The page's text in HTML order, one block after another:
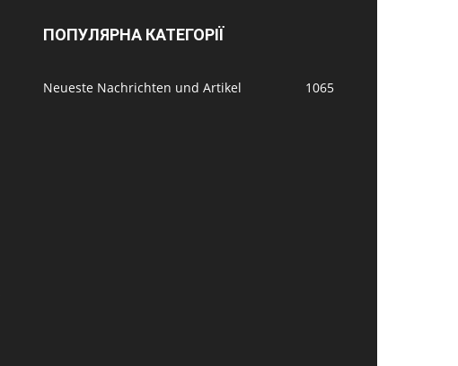
ПОПУЛЯРНА КАТЕГОРІЇ
Neueste Nachrichten und Artikel 1065